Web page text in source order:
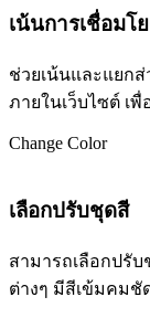
เน้นการเชื่อมโ
ช่วยเน้นและแยก
ภายในเว็บไซต์ เ
Change Color
เลือกปรับชุดสี
สามารถเลือกปรั
ต่างๆ มีสีเข้มคมชั